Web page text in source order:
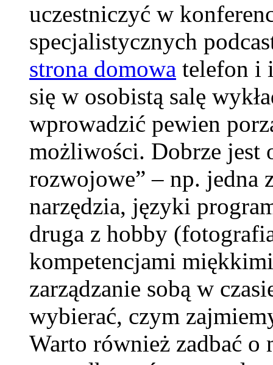
uczestniczyć w
specjalistycznych
strona domowa telefon i
się w osobistą salę
wprowadzić pewien
możliwości. Dobrze jest
rozwojowe” – np. jedna
narzędzia, języki
druga z hobby
kompetencjami
zarządzanie sobą w
wybierać, czym
Warto również zadbać